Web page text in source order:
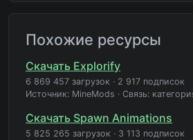
Похожие ресурсы
Скачать Explorify
6 869 457 загрузок · 2 917 подписок
Источник: MineMods · Связь:
Скачать Spawn Animations
5 825 265 загрузок · 3 113 подписок